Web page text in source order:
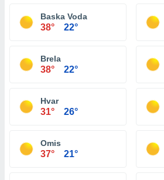
Baska Voda
38° 22°
Brela
38° 22°
Hvar
31° 26°
Omis
37° 21°